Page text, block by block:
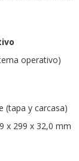
operativo)
(tapa y carcasa)
x 299 x 32,0 mm